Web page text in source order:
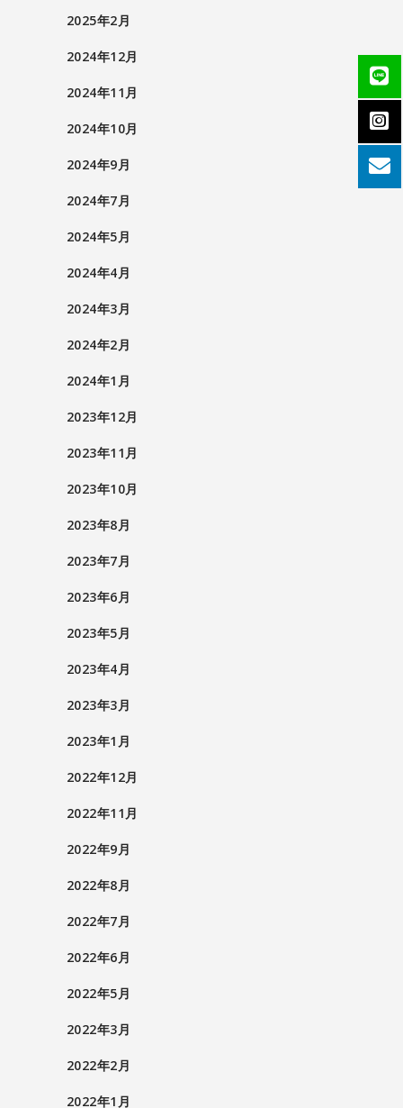
2025年2月
2024年12月
2024年11月
2024年10月
2024年9月
2024年7月
2024年5月
2024年4月
2024年3月
2024年2月
2024年1月
2023年12月
2023年11月
2023年10月
2023年8月
2023年7月
2023年6月
2023年5月
2023年4月
2023年3月
2023年1月
2022年12月
2022年11月
2022年9月
2022年8月
2022年7月
2022年6月
2022年5月
2022年3月
2022年2月
2022年1月